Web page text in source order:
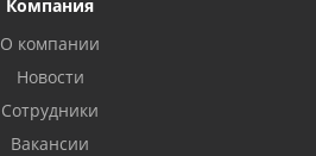
Компания
О компании
Новости
Сотрудники
Вакансии